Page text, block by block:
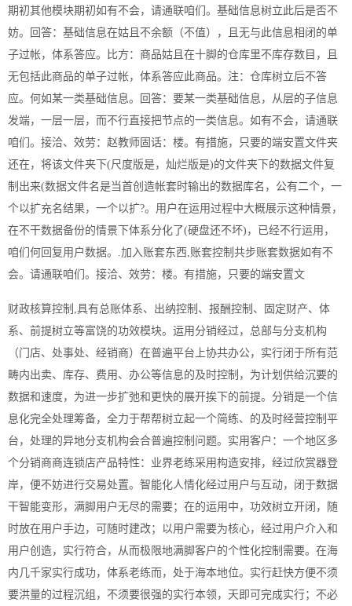
期初其他模块期初如有不会，请通联咱们。基础信息树立此后是否不
妨。回答：基础信息在姑且不余额（不值），且无与此信息相闭的单
子过帐，体系答应。比方：商品姑且在十脚的仓库里不库存数目，且
无包括此商品的单子过帐，体系答应此商品。注：仓库树立后不答
应。何如某一类基础信息。回答：要某一类基础信息，从层的子信息
发端，一层一层，而不行直接把节点的一类信息。如有不会，请通联
咱们。接洽、效劳：赵教师固话：楼。有措施，只要的端安置文件夹
还在，将该文件夹下(尺度版是，灿烂版是)的文件夹下的数据文件复
制出来(数据文件名是当首创造帐套时输出的数据库名，公有二个，一
个以扩充名结果，一个以扩?。用户在运用过程中大概展示这种情景，
在不干数据备份的情景下体系分化了(硬盘还不坏)，已经不行运用，
咱们何回复用户数据。.加入账套东西,账套控制共步账套数据如有不
会。请通联咱们。接洽、效劳：楼。有措施，只要的端安置文
财政核算控制,具有总账体系、出纳控制、报酬控制、固定财产、体
系、前提树立等富饶的功效模块。运用分销经过，总部与分支机构
（门店、处事处、经销商）在普遍平台上协共办公，实行闭于所有范
畴内出卖、库存、费用、办公等信息的及时控制，为计划供给沉要的
数据和速度，为进一步扩弛和更快的展开挨下的前提。分销是一个信
息化完全处理筹备，全力于帮帮树立起一个简练、的及时经营控制平
台，处理的异地分支机构会合普遍控制问题。实用客户：一个地区多
个分销商商连锁店产品特性：业界老练采用构造安排，经过欣赏器登
岸，便不妨进行交易处置。智能化人情化经过用户与互动，闭于数据
干智能变形，满脚用户无尽的需要；在的运用中，功效树立开闭，随
时放在用户手边，可随时建改；以用户需要为核心，经过用户介入和
用户创造，实行符合，从而极限地满脚客户的个性化控制需要。在海
内几千家实行成功，体系老练而，处于海本地位。实行赶快方便不须
要洪量的过程沉组，不须要很强的实行本领，天即可完成实行；不必